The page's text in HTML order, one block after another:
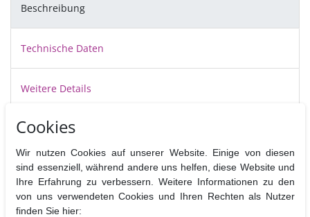
Beschreibung
Technische Daten
Weitere Details
Ausstecher für rechtwinklige Dreiecke in 3 verschiedenen Größen von
Die Ausführung als Leiste und nicht als einzelner Ausstecher, ermöglicht
es mehrere Teile gleichzeitig auszustechen.
Cookies
Wir nutzen Cookies auf unserer Website. Einige von diesen
sind essenziell, während andere uns helfen, diese Website und
Ihre Erfahrung zu verbessern. Weitere Informationen zu den
von uns verwendeten Cookies und Ihren Rechten als Nutzer
finden Sie hier: